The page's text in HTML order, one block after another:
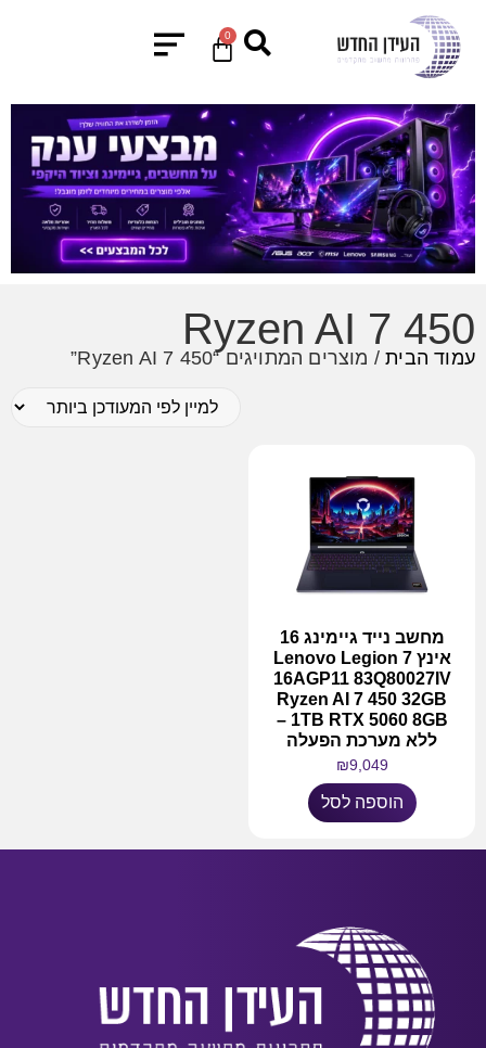
0
Ryzen AI 7 450
עמוד הבית/ מוצרים המתויגים “Ryzen AI 7 450”
מחשב נייד גיימינג 16
אינץ Lenovo Legion 7
16AGP11 83Q80027IV
Ryzen AI 7 450 32GB
1TB RTX 5060 8GB –
ללא מערכת הפעלה
₪9,049
הוספה לסל